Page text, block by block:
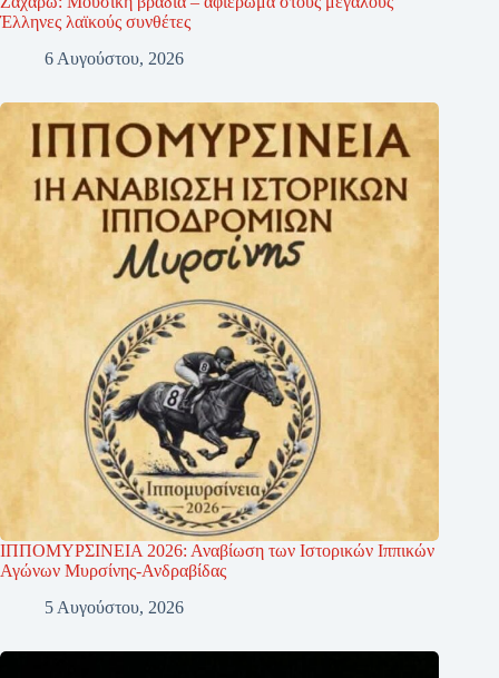
Έλληνες λαϊκούς συνθέτες
6 Αυγούστου, 2026
ΙΠΠΟΜΥΡΣΙΝΕΙΑ 2026: Αναβίωση των Ιστορικών Ιππικών
Αγώνων Μυρσίνης-Ανδραβίδας
5 Αυγούστου, 2026